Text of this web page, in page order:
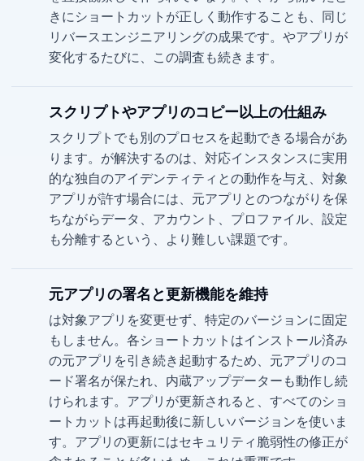
きにショートカットが正しく動作することも、同じ
リバースエンジニアリングの成果です。macOS やアプリが
変化するたびに、この調査も続きます。
スクリプトやアプリのコピー以上の仕組み
スクリプトでも別のプロセスを起動できる場合があ
ります。Parall が解決するのは、対応インスタンスに実用
的な独自のアイデンティティと Dock の動作を与え、対象
アプリが許す場合には、元アプリとのつながりを保
ちながらデータ、アカウント、プロファイル、設定
も分離するという、より難しい課題です。
元アプリの署名と更新機能を維持
Parall は対象アプリを変更せず、特定のバージョンに固定
もしません。各ショートカットはインストール済み
の元アプリを引き続き起動するため、元アプリのコ
ード署名が保たれ、内蔵アップデーターも動作し続
けられます。アプリが更新されると、すべてのショ
ートカットは再起動後に新しいバージョンを使いま
す。アプリの更新にはセキュリティ脆弱性の修正が